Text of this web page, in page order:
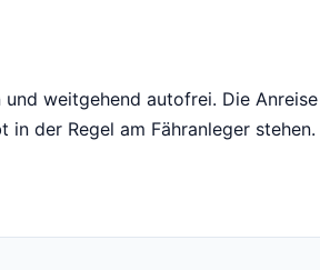
weitgehend autofrei. Die Anreise
der Regel am Fähranleger stehen.